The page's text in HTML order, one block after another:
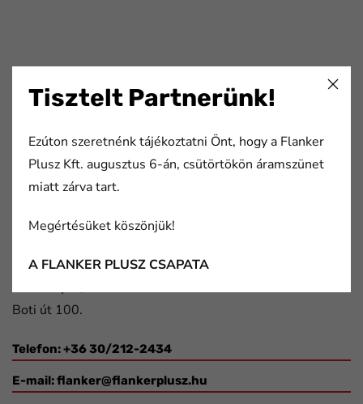
Flanker Plusz Kft.
Több mint 20 éve nyújtunk komplex megoldásokat a
nyomda- és papíripar, a csomagolástechnika, valamint a
gépjármű- és elektronikai ipar szereplőinek.
Boti út 100.
Telefon: +36 30/212-2434
E-mail:flanker@flankerplusz.hu
Tisztelt Partnerünk!
Ezúton szeretnénk tájékoztatni Önt, hogy a Flanker
Plusz Kft. augusztus 6-án, csütörtökön áramszünet
miatt zárva tart.
Megértésüket köszönjük!
A FLANKER PLUSZ CSAPATA